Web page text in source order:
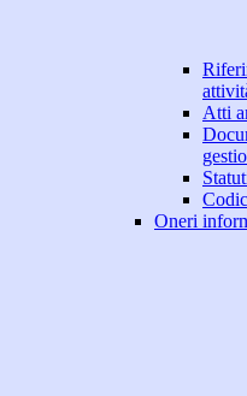
Atti
Oneri